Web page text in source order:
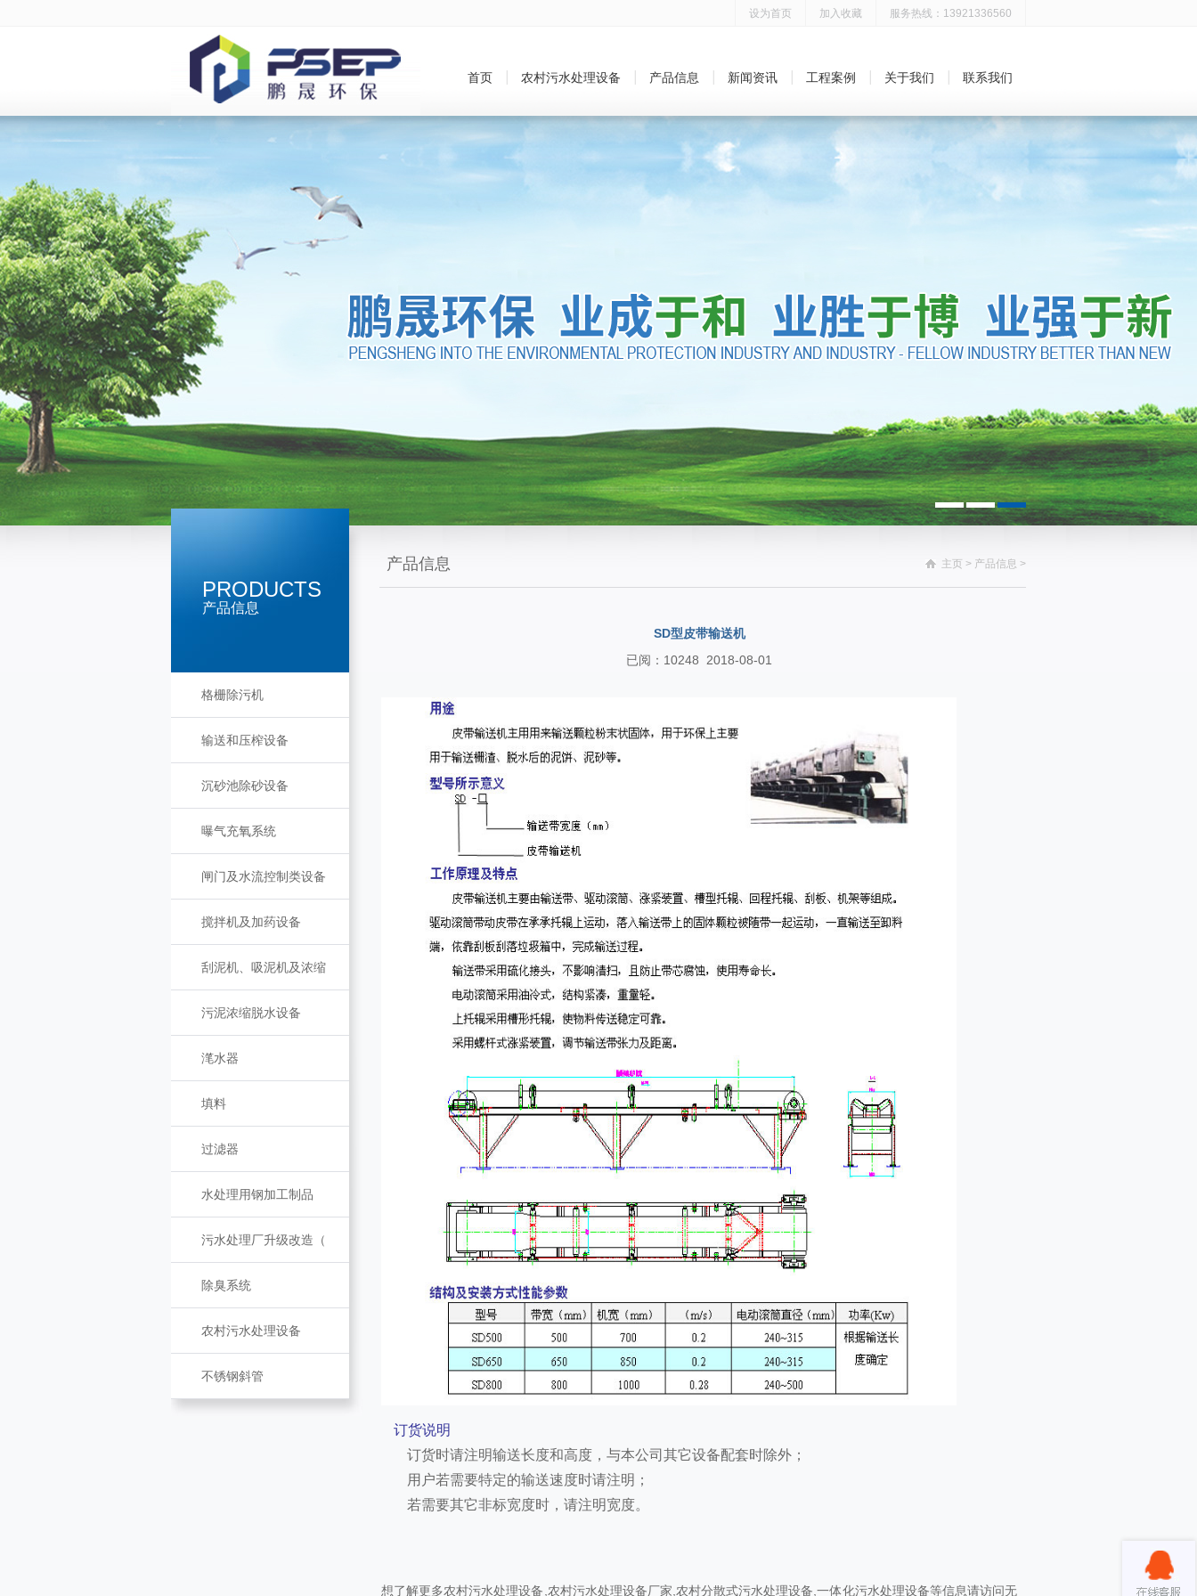
设为首页 加入收藏 服务热线：13921336560
首页 农村污水处理设备 产品信息 新闻资讯 工程案例 关于我们 联系我们
PRODUCTS
产品信息
格栅除污机
输送和压榨设备
沉砂池除砂设备
曝气充氧系统
闸门及水流控制类设备
搅拌机及加药设备
刮泥机、吸泥机及浓缩
污泥浓缩脱水设备
滗水器
填料
过滤器
水处理用钢加工制品
污水处理厂升级改造（
除臭系统
农村污水处理设备
不锈钢斜管
产品信息 主页 > 产品信息 >
SD型皮带输送机
已阅：10248 2018-08-01
订货说明
订货时请注明输送长度和高度，与本公司其它设备配套时除外；
用户若需要特定的输送速度时请注明；
若需要其它非标宽度时，请注明宽度。
想了解更多农村污水处理设备 农村污水处理设备厂家 农村分散式污水处理设备 ,一体化污水处理设备等信息请访问无